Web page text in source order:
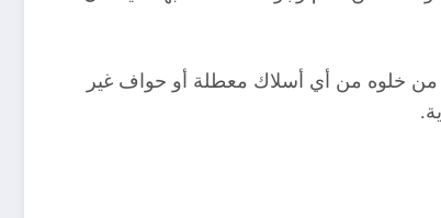
من خلوه من أي أسلاك معطلة أو حواف غير